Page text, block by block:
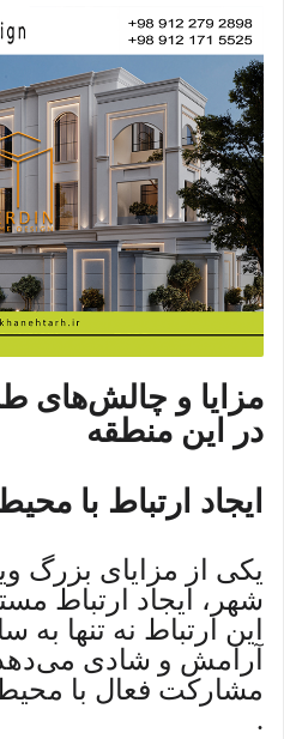
مزایا و چالش‌های
در این منطقه
ایجاد ارتباط با
یکی از مزایای بزرگ
شهر، ایجاد ارتباط
این ارتباط نه تنها
آرامش و شادی می‌دهد
مشارکت فعال با
.